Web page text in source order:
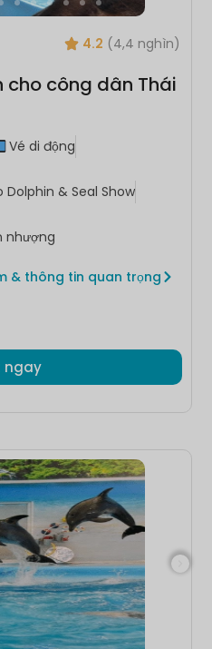
4.2 (4,4 nghìn)
cho công dân Thái
Vé di động
Dolphin & Seal Show
nhượng
& thông tin quan trọng
ngay